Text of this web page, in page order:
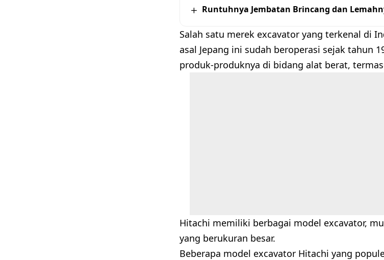
Runtuhnya Jembatan Brincang dan
Salah satu merek excavator yang terkenal di
asal Jepang ini sudah beroperasi sejak tahun
produk-produknya di bidang alat berat,
Hitachi memiliki berbagai model excavator,
yang berukuran besar.
Beberapa model excavator Hitachi yang